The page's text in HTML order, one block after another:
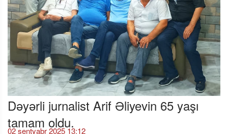
Dəyərli jurnalist Arif Əliyevin 65 yaşı
tamam oldu.
02 sentyabr 2025 13:12